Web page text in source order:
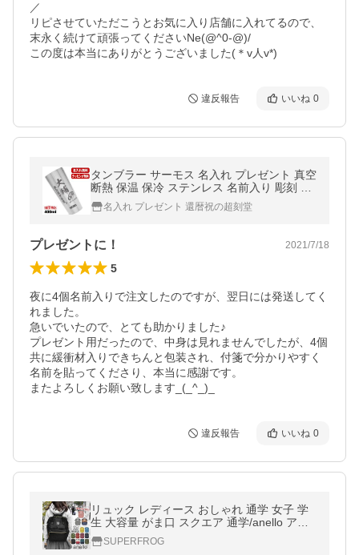
／
リピさせていただこうとお気に入り店舗に入れてるので、
末永く続けて頑張ってくださいNe(@^0-@)/
この度は本当にありがとうございました(＊v人v*)
違反報告 いいね 0
タンブラー サーモス 名入れ プレゼント 真空
断熱 保温 保冷 ステンレス 名前入り 彫刻 刻
印 グラス コップ 父の日 母の日 還暦祝い 退
職 400 ml JDI-400 C9
名入れ プレゼント 還暦祝の超刻堂
プレゼントに！ 2021/7/18
5
夜に4個名前入りで注文したのですが、翌日には発送してく
れました。
急いでいたので、とても助かりました♪
プレゼント用だったので、中身は見れませんでしたが、4個
共に緩衝材入りできちんと包装され、付箋で分かりやすく
名前を貼ってくださり、本当に感謝です。
またよろしくお願い致します_(_^_)_
違反報告 いいね 0
リュック レディース おしゃれ 通学 女子 学
生 大容量 がま口 スクエア 通学/anello アネ
ロ 背面ファスナー付 ポリキャンバス 口金リ
ュック AT-B0193A 正規品
SUPERFROG